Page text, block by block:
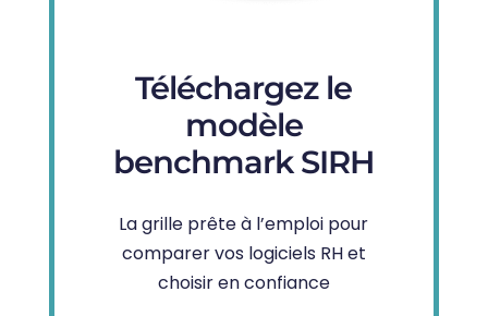
Téléchargez le
modèle
benchmark SIRH
La grille prête à l’emploi pour
comparer vos logiciels RH et
choisir en confiance